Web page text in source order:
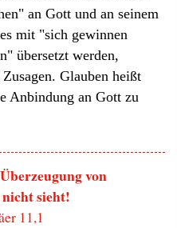
an Gott und an seinem
mit "sich gewinnen
übersetzt werden,
Glauben heißt
Anbindung an Gott zu
von
sieht!
11,1